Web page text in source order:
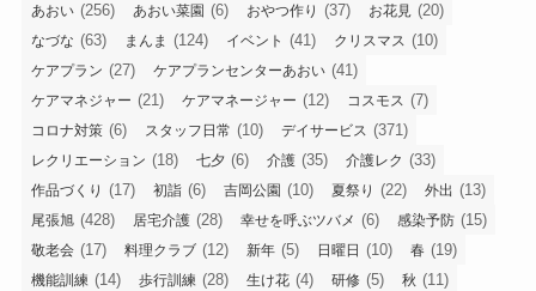
あおい (256) あおい菜園 (6) おやつ作り (37) お花見 (20)
なづな (63) まんま (124) イベント (41) クリスマス (10)
ケアプラン (27) ケアプランセンターあおい (41)
ケアマネジャー (21) ケアマネージャー (12) コスモス (7)
コロナ対策 (6) スタッフ日常 (10) デイサービス (371)
レクリエーション (18) 七夕 (6) 介護 (35) 介護レク (33)
作品づくり (17) 初詣 (6) 吉岡公園 (10) 夏祭り (22) 外出 (13)
尾張旭 (428) 居宅介護 (28) 幸せを呼ぶツバメ (6) 感染予防 (15)
敬老会 (17) 料理クラブ (12) 新年 (5) 日曜日 (10) 春 (19)
機能訓練 (14) 歩行訓練 (28) 生け花 (4) 研修 (5) 秋 (11)